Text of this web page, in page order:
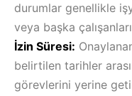
durumlar genellikle
veya başka
İzin Süresi:
belirtilen tarihler
görevlerini yerine